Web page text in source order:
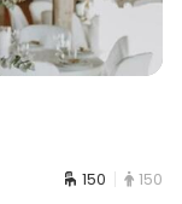
150 150